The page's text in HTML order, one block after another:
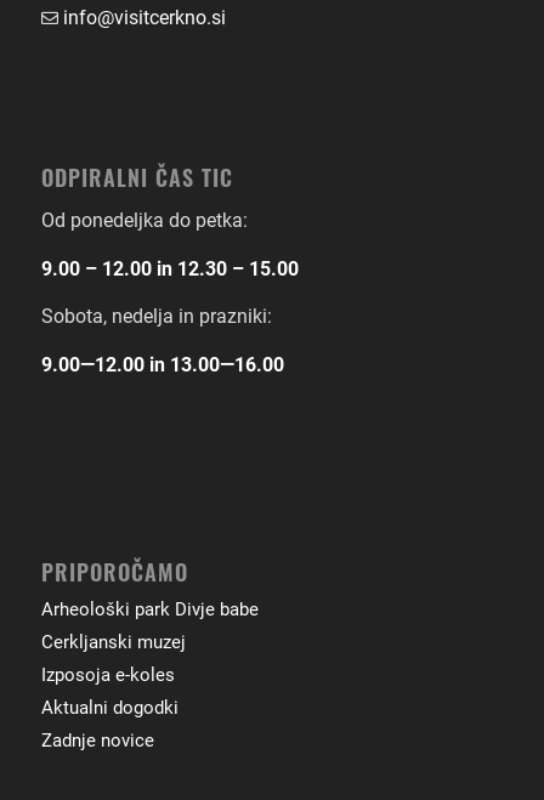
info@visitcerkno.si
ODPIRALNI ČAS TIC
Od ponedeljka do petka:
9.00 – 12.00 in 12.30 – 15.00
Sobota, nedelja in prazniki:
9.00―12.00 in 13.00―16.00
PRIPOROČAMO
Arheološki park Divje babe
Cerkljanski muzej
Izposoja e-koles
Aktualni dogodki
Zadnje novice